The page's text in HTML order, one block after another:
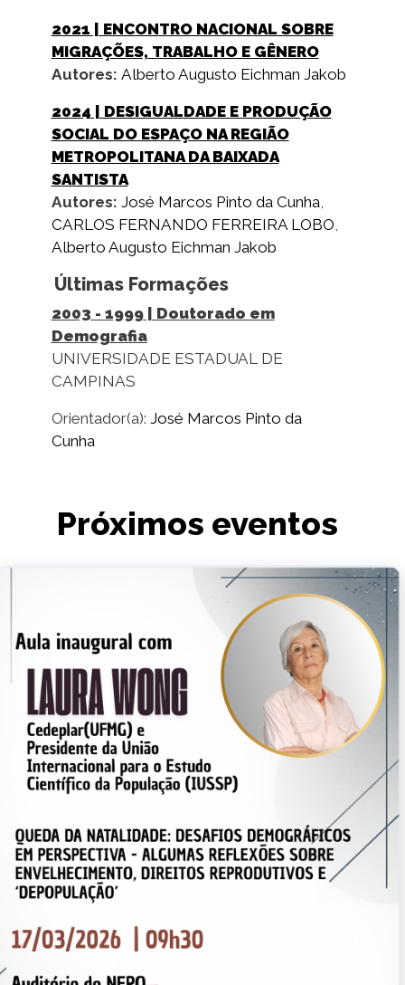
2021 | ENCONTRO NACIONAL SOBRE
MIGRAÇÕES, TRABALHO E GÊNERO
Autores: Alberto Augusto Eichman Jakob
2024 | DESIGUALDADE E PRODUÇÃO
SOCIAL DO ESPAÇO NA REGIÃO
METROPOLITANA DA BAIXADA
SANTISTA
Autores: José Marcos Pinto da Cunha,
CARLOS FERNANDO FERREIRA LOBO,
Alberto Augusto Eichman Jakob
Últimas Formações
2003 - 1999| Doutorado em
Demografia
UNIVERSIDADE ESTADUAL DE
CAMPINAS
Orientador(a): José Marcos Pinto da
Cunha
Próximos eventos